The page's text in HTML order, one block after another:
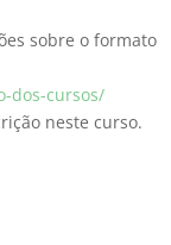
sobre o formato
dos-cursos/
neste curso.